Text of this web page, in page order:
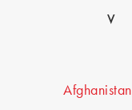
V
Afghanistan